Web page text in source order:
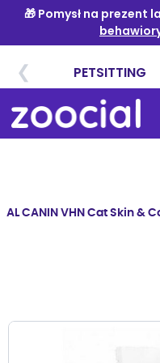
do
treści
CANIN VHN Cat Skin
Przejdź